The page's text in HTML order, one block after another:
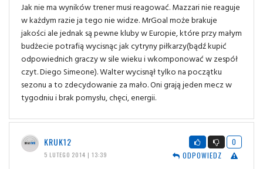
Jak nie ma wyników trener musi reagować. Mazzari nie reaguje
w każdym razie ja tego nie widze. MrGoal może brakuje
jakości ale jednak są pewne kluby w Europie, które przy małym
budżecie potrafią wycisnąc jak cytryny piłkarzy(bądź kupić
odpowiednich graczy w sile wieku i wkomponować w zespół
czyt. Diego Simeone). Walter wycisnął tylko na początku
sezonu a to zdecydowanie za mało. Oni grają jeden mecz w
tygodniu i brak pomysłu, chęci, energii.
KRUK12
5 LUTEGO 2014 | 13:39
0
ODPOWIEDZ